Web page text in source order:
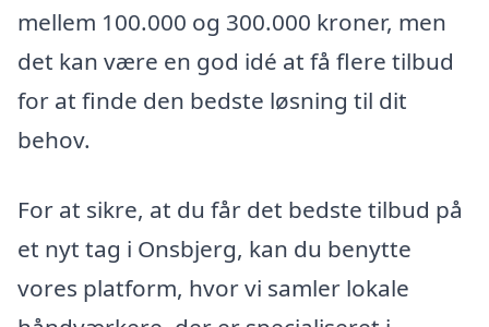
mellem 100.000 og 300.000 kroner, men
det kan være en god idé at få flere tilbud
for at finde den bedste løsning til dit
behov.
For at sikre, at du får det bedste tilbud på
et nyt tag i Onsbjerg, kan du benytte
vores platform, hvor vi samler lokale